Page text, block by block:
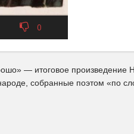
0
— итоговое произведение
собранные поэтом «по